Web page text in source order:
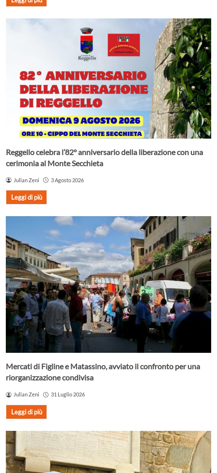
Reggello celebra l’82° anniversario della liberazione con una
cerimonia al Monte Secchieta
Julian Zeni 3 Agosto 2026
Leggi di più
Mercati di Figline e Matassino, avviato il confronto per una
riorganizzazione condivisa
Julian Zeni 31 Luglio 2026
Leggi di più